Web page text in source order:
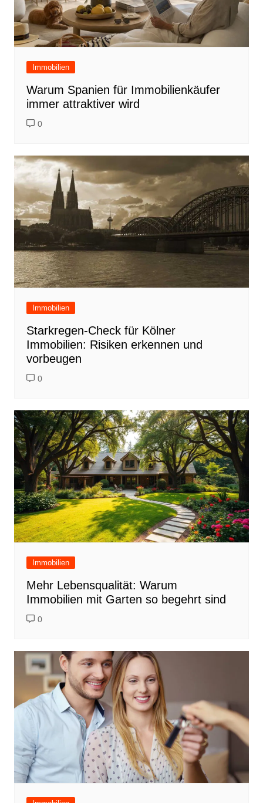
Immobilien
Warum Spanien für Immobilienkäufer
immer attraktiver wird
0
Immobilien
Starkregen-Check für Kölner
Immobilien: Risiken erkennen und
vorbeugen
0
Immobilien
Mehr Lebensqualität: Warum
Immobilien mit Garten so begehrt sind
0